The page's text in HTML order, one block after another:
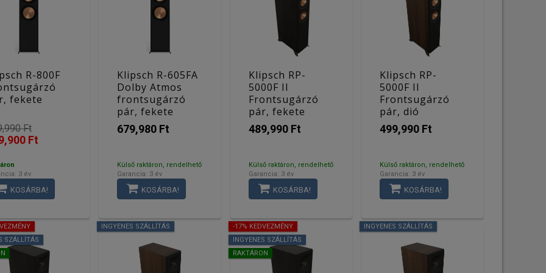
R-800F
fekete
Ft
Ft
3 év
KOSÁRBA!
Klipsch R-605FA
Dolby Atmos
frontsugárzó
pár, fekete
679,980 Ft
Külső raktáron, rendelhető
Garancia: 3 év
KOSÁRBA!
Klipsch RP-
5000F II
Frontsugárzó
pár, fekete
489,990 Ft
Külső raktáron, rendelhető
Garancia: 3 év
KOSÁRBA!
Klipsch RP-
5000F II
Frontsugárzó
pár, dió
499,990 Ft
Külső raktáron, rendelhető
Garancia: 3 év
KOSÁRBA!
SZÁLLÍTÁS
INGYENES SZÁLLÍTÁS
-17% KEDVEZMÉNY
INGYENES SZÁLLÍTÁS
RAKTÁRON
INGYENES SZÁLLÍTÁS